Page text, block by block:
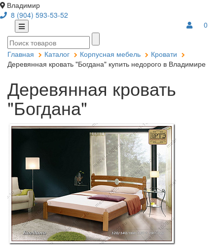
Владимир
8 (904) 593-53-52
0
Главная Каталог Корпусная мебель
Кровати
Деревянная кровать "Богдана" купить недорого в Владимире
Деревянная кровать
"Богдана"